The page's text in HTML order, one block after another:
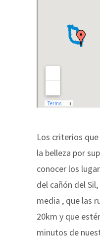
Los criterios
la belleza por
conocer los
del cañón del
media , que las
20km y que
minutos de